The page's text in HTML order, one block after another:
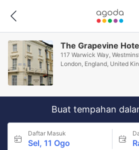
The Grapevine
117 Warwick Way,
London, England, United
Buat tempahan
Daftar Masuk
Sel, 11 Ogo